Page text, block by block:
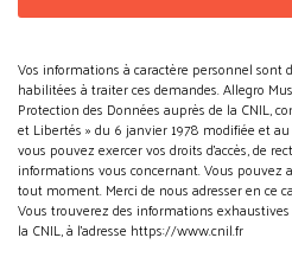
Vos informations à caractère personnel sont
habilitées à traiter ces demandes. Allegro
Protection des Données auprès de la CNIL,
et Libertés » du 6 janvier 1978 modifiée et
vous pouvez exercer vos droits d’accès, de
informations vous concernant. Vous
tout moment. Merci de nous adresser en ce
Vous trouverez des informations
la CNIL, à l'adresse https://www.cnil.fr